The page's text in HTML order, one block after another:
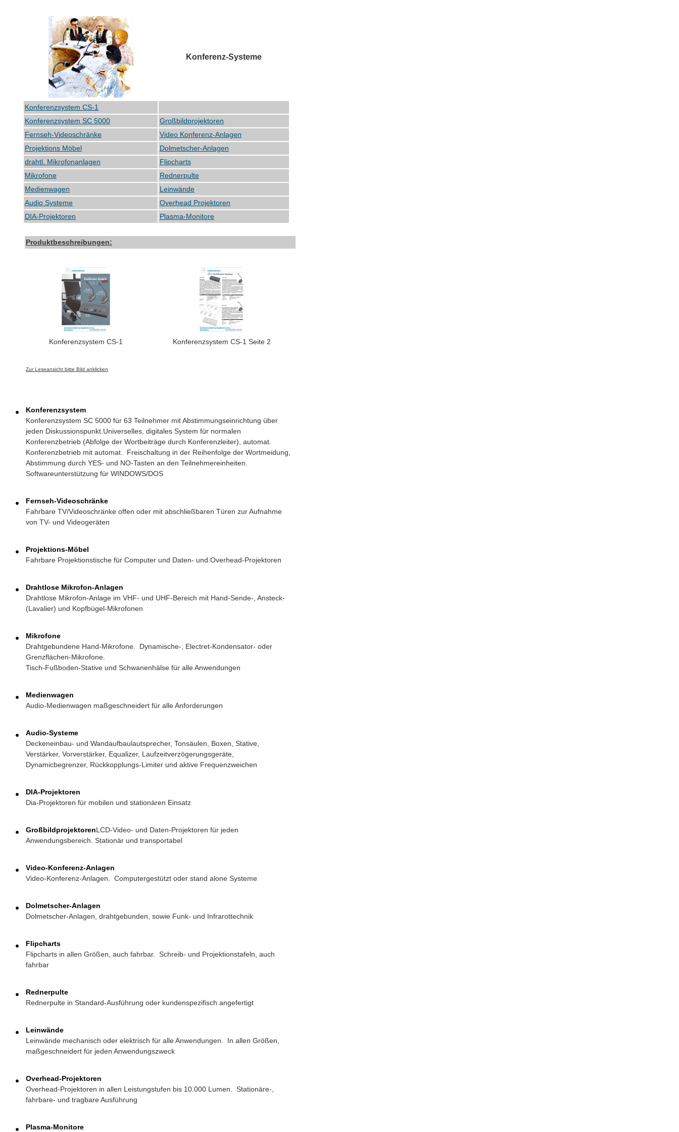
Konferenz-Systeme
Konferenzsystem CS-1
Konferenzsystem SC 5000
Großbildprojektoren
Fernseh-Videoschränke
Video Konferenz-Anlagen
Projektions Möbel
Dolmetscher-Anlagen
drahtl. Mikrofonanlagen
Flipcharts
Mikrofone
Rednerpulte
Medienwagen
Leinwände
Audio Systeme
Overhead Projektoren
DIA-Projektoren
Plasma-Monitore
Produktbeschreibungen:
Konferenzsystem CS-1 Konferenzsystem CS-1 Seite 2
Zur Leseansicht bitte Bild anklicken
Konferenzsystem
Konferenzsystem SC 5000 für 63 Teilnehmer mit Abstimmungseinrichtung über
jeden Diskussionspunkt.Universelles, digitales System für normalen
Konferenzbetrieb (Abfolge der Wortbeiträge durch Konferenzleiter), automat.
Konferenzbetrieb mit automat. Freischaltung in der Reihenfolge der Wortmeidung,
Abstimmung durch YES- und NO-Tasten an den Teilnehmereinheiten.
Softwareunterstützung für WINDOWS/DOS
Fernseh-Videoschränke
Fahrbare TV/Videoschränke offen oder mit abschließbaren Türen zur Aufnahme
von TV- und Videogeräten
Projektions-Möbel
Fahrbare Projektionstische für Computer und Daten- und Overhead-Projektoren
Drahtlose Mikrofon-Anlagen
Drahtlose Mikrofon-Anlage im VHF- und UHF-Bereich mit Hand-Sende-, Ansteck-
(Lavalier) und Kopfbügel-Mikrofonen
Mikrofone
Drahtgebundene Hand-Mikrofone. Dynamische-, Electret-Kondensator- oder
Grenzflächen-Mikrofone.
Tisch-Fußboden-Stative und Schwanenhälse für alle Anwendungen
Medienwagen
Audio-Medienwagen maßgeschneidert für alle Anforderungen
Audio-Systeme
Deckeneinbau- und Wandaufbaulautsprecher, Tonsäulen, Boxen, Stative,
Verstärker, Vorverstärker, Equalizer, Laufzeitverzögerungsgeräte,
Dynamicbegrenzer, Rückkopplungs-Limiter und aktive Frequenzweichen
DIA-Projektoren
Dia-Projektoren für mobilen und stationären Einsatz
GroßbildprojektorenLCD-Video- und Daten-Projektoren für jeden
Anwendungsbereich. Stationär und transportabel
Video-Konferenz-Anlagen
Video-Konferenz-Anlagen. Computergestützt oder stand alone Systeme
Dolmetscher-Anlagen
Dolmetscher-Anlagen, drahtgebunden, sowie Funk- und Infrarottechnik
Flipcharts
Flipcharts in allen Größen, auch fahrbar. Schreib- und Projektionstafeln, auch
fahrbar
Rednerpulte
Rednerpulte in Standard-Ausführung oder kundenspezifisch angefertigt
Leinwände
Leinwände mechanisch oder elektrisch für alle Anwendungen. In allen Größen,
maßgeschneidert für jeden Anwendungszweck
Overhead-Projektoren
Overhead-Projektoren in allen Leistungstufen bis 10.000 Lumen. Stationäre-,
fahrbare- und tragbare Ausführung
Plasma-Monitore